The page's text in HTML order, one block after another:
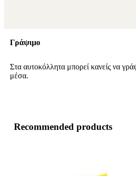
Γράψιμο
Στα αυτοκόλλητα μπορεί κανείς να
μέσα.
Recommended products